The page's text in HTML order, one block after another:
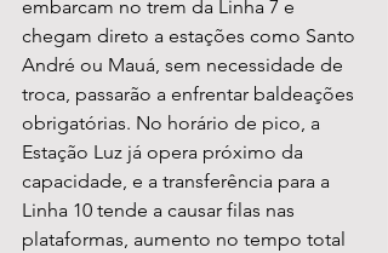
embarcam no trem da Linha 7 e
chegam direto a estações como Santo
André ou Mauá, sem necessidade de
troca, passarão a enfrentar baldeações
obrigatórias. No horário de pico, a
Estação Luz já opera próximo da
capacidade, e a transferência para a
Linha 10 tende a causar filas nas
plataformas, aumento no tempo total